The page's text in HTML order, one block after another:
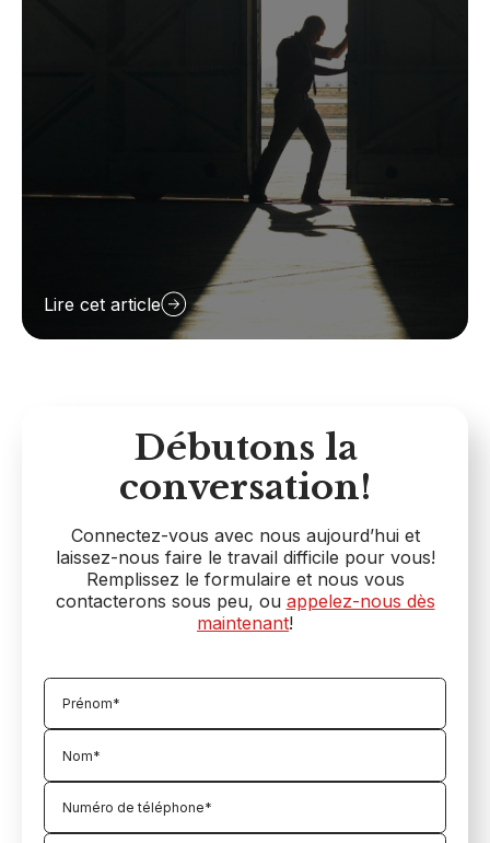
Lire cet article
Débutons la
conversation!
Connectez-vous avec nous aujourd’hui et
laissez-nous faire le travail difficile pour vous!
Remplissez le formulaire et nous vous
contacterons sous peu, ou appelez-nous dès
maintenant!